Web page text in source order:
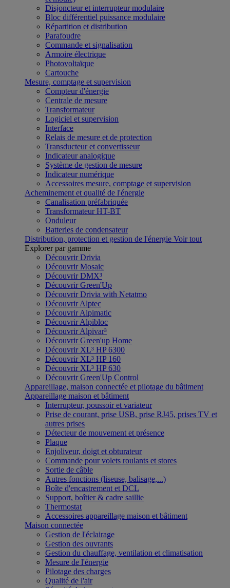
Disjoncteur et interrupteur modulaire
Bloc différentiel puissance modulaire
Répartition et distribution
Parafoudre
Commande et signalisation
Armoire électrique
Photovoltaïque
Cartouche
Mesure, comptage et supervision
Compteur d'énergie
Centrale de mesure
Transformateur
Logiciel et supervision
Interface
Relais de mesure et de protection
Transducteur et convertisseur
Indicateur analogique
Système de gestion de mesure
Indicateur numérique
Accessoires mesure, comptage et supervision
Acheminement et qualité de l'énergie
Canalisation préfabriquée
Transformateur HT-BT
Onduleur
Batteries de condensateur
Distribution, protection et gestion de l'énergie Voir tout
Explorer par gamme
Découvrir Drivia
Découvrir Mosaic
Découvrir DMX³
Découvrir Green'Up
Découvrir Drivia with Netatmo
Découvrir Alptec
Découvrir Alpimatic
Découvrir Alpibloc
Découvrir Alpivar³
Découvrir Green'up Home
Découvrir XL³ HP 6300
Découvrir XL³ HP 160
Découvrir XL³ HP 630
Découvrir Green'Up Control
Appareillage, maison connectée et pilotage du bâtiment
Appareillage maison et bâtiment
Interrupteur, poussoir et variateur
Prise de courant, prise USB, prise RJ45, prises TV et
autres prises
Détecteur de mouvement et présence
Plaque
Enjoliveur, doigt et obturateur
Commande pour volets roulants et stores
Sortie de câble
Autres fonctions (liseuse, balisage,...)
Boîte d'encastrement et DCL
Support, boîtier & cadre saillie
Thermostat
Accessoires appareillage maison et bâtiment
Maison connectée
Gestion de l'éclairage
Gestion des ouvrants
Gestion du chauffage, ventilation et climatisation
Mesure de l'énergie
Pilotage des charges
Qualité de l'air